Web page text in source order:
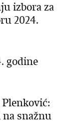
izbora za
2024.
godine
snažnu